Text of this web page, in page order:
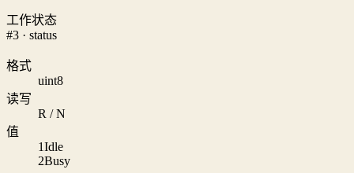
工作状态
#3 · status
格式
uint8
读写
R / N
值
1Idle
2Busy